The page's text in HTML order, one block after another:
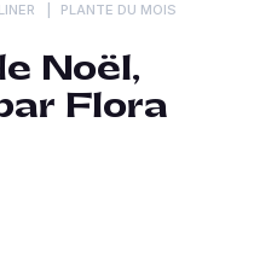
PLANTE DU MOIS
Noël,
Flora